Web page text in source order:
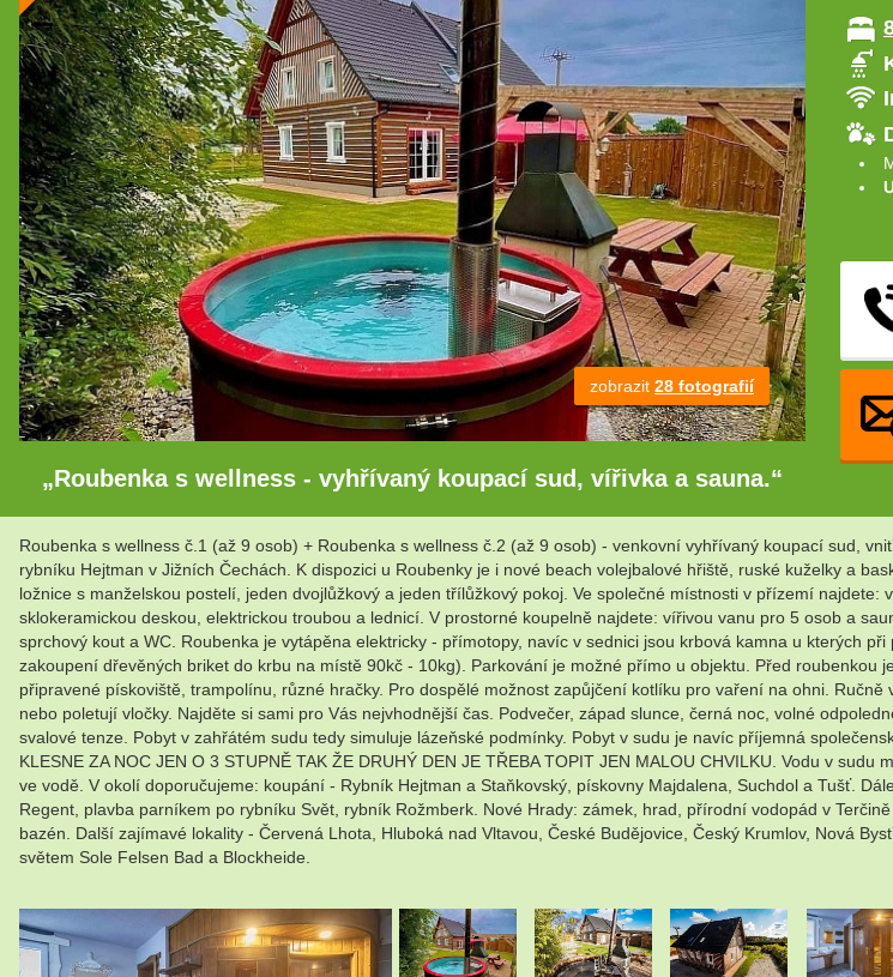
zobrazit 28 fotografií
„Roubenka s wellness - vyhřívaný koupací sud, vířivka a sauna.“
Roubenka s wellness č.1 (až 9 osob) + Roubenka s wellness č.2 (až 9 osob) - venkovní vyhřívaný koupací sud,
rybníku Hejtman v Jižních Čechách. K dispozici u Roubenky je i nové beach volejbalové hřiště, ruské kuželky a
ložnice s manželskou postelí, jeden dvojlůžkový a jeden třílůžkový pokoj. Ve společné místnosti v přízemí
sklokeramickou deskou, elektrickou troubou a lednicí. V prostorné koupelně najdete: vířivou vanu pro 5 osob a
sprchový kout a WC. Roubenka je vytápěna elektricky - přímotopy, navíc v sednici jsou krbová kamna u kterých
zakoupení dřevěných briket do krbu na místě 90kč - 10kg). Parkování je možné přímo u objektu. Před
připravené pískoviště, trampolínu, různé hračky. Pro dospělé možnost zapůjčení kotlíku pro vaření na ohni.
nebo poletují vločky. Najděte si sami pro Vás nejvhodnější čas. Podvečer, západ slunce, černá noc, volné
svalové tenze. Pobyt v zahřátém sudu tedy simuluje lázeňské podmínky. Pobyt v sudu je navíc příjemná
KLESNE ZA NOC JEN O 3 STUPNĚ TAK ŽE DRUHÝ DEN JE TŘEBA TOPIT JEN MALOU CHVILKU. Vodu v
ve vodě. V okolí doporučujeme: koupání - Rybník Hejtman a Staňkovský, pískovny Majdalena, Suchdol a Tušť.
Regent, plavba parníkem po rybníku Svět, rybník Rožmberk. Nové Hrady: zámek, hrad, přírodní vodopád v
bazén. Další zajímavé lokality - Červená Lhota, Hluboká nad Vltavou, České Budějovice, Český Krumlov, Nová
světem Sole Felsen Bad a Blockheide.